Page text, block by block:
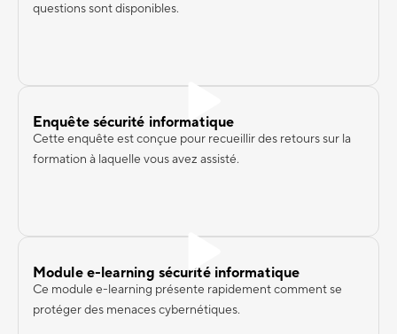
questions sont disponibles.
Enquête sécurité informatique
Cette enquête est conçue pour recueillir des retours sur la
formation à laquelle vous avez assisté.
Module e-learning sécurité informatique
Ce module e-learning présente rapidement comment se
protéger des menaces cybernétiques.